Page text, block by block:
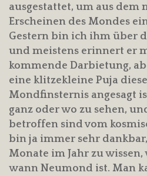
ausgestattet, um aus dem
Erscheinen des Mondes
Gestern bin ich ihm über
und meistens erinnert er
kommende Darbietung,
eine klitzekleine Puja
Mondfinsternis angesagt
ganz oder wo zu sehen,
betroffen sind vom
bin ja immer sehr
Monate im Jahr zu
wann Neumond ist. Man